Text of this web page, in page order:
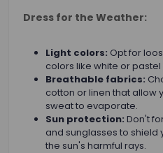
Dress for the Weather:
Light colors: Opt for
colors like white or
Breathable fabrics:
cotton or linen that allow
sweat to evaporate.
Sun protection: Don't
and sunglasses to
the sun's harmful rays.